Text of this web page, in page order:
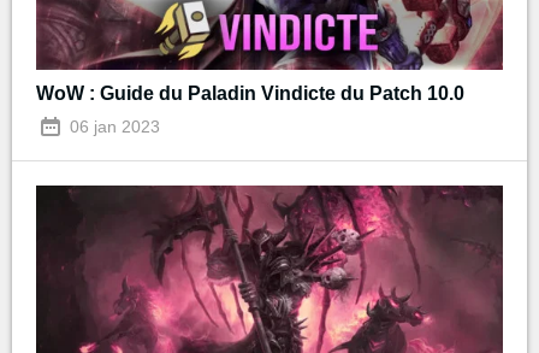
WoW : Guide du Paladin Vindicte du Patch 10.0
06 jan 2023